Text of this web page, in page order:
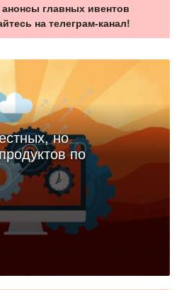
анонсы главных ивентов
на телеграм-канал!
но
по